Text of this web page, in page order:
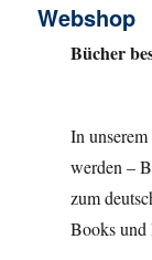
Webshop
Bücher
In
werden –
zum
Books und